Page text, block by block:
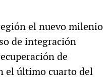
el nuevo milenio
de integración
de
el último cuarto del